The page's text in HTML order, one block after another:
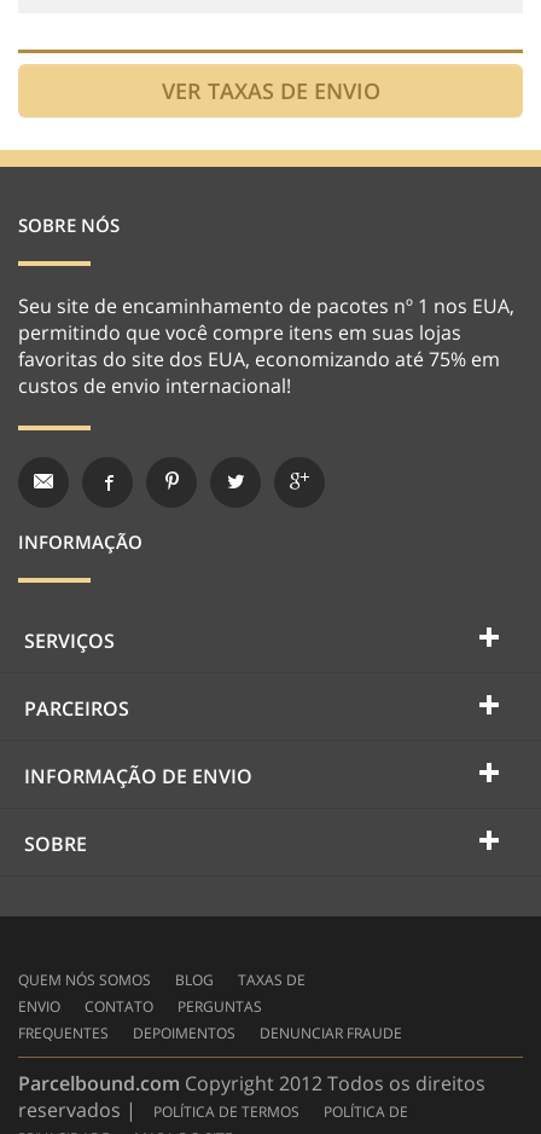
SOBRE NÓS
Seu site de encaminhamento de pacotes nº 1 nos EUA,
permitindo que você compre itens em suas lojas
favoritas do site dos EUA, economizando até 75% em
custos de envio internacional!
INFORMAÇÃO
SERVIÇOS
PARCEIROS
INFORMAÇÃO DE ENVIO
SOBRE
QUEM NÓS SOMOS BLOG
TAXAS DE
ENVIO
CONTATO
PERGUNTAS
FREQUENTES
DEPOIMENTOS DENUNCIAR FRAUDE
Parcelbound.com Copyright 2012 Todos os direitos
reservados |
POLÍTICA DE TERMOS
POLÍTICA DE